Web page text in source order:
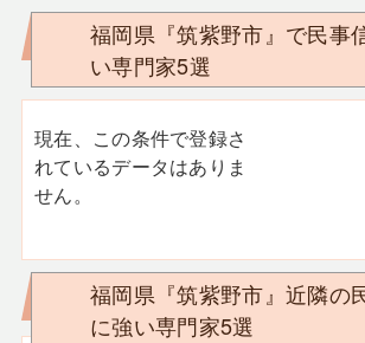
福岡県『筑紫野市』で民事
い専門家5選
現在、この条件で登録さ
れているデータはありま
せん。
福岡県『筑紫野市』近隣の
に強い専門家5選